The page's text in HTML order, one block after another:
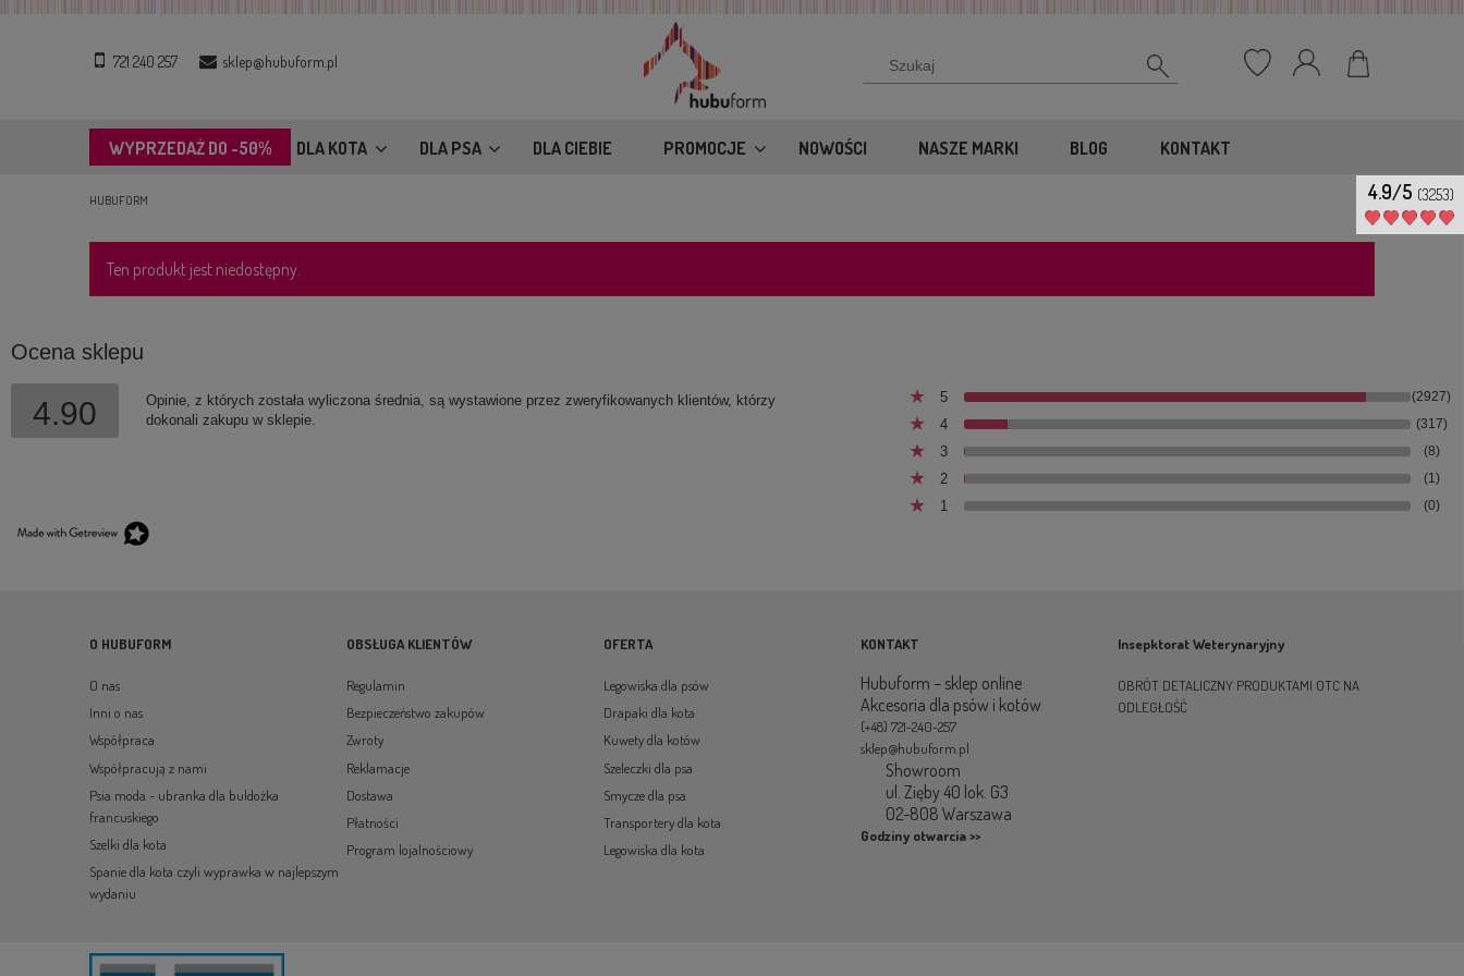
721 240 257 sklep@hubuform.pl
WYPRZEDAŻ DO -50% DLA KOTA DLA PSA DLA CIEBIE PROMOCJE NOWOŚCI NASZE MARKI BLOG KONTAKT
HUBUFORM
Ten produkt jest niedostępny.
Ocena sklepu
4.90
Opinie, z których została wyliczona średnia, są wystawione przez zweryfikowanych klientów, którzy
dokonali zakupu w sklepie.
5 (2927)
4 (317)
3 (8)
2 (1)
1 (0)
O HUBUFORM
O nas
Inni o nas
Współpraca
Współpracują z nami
Psia moda - ubranka dla buldożka
francuskiego
Szelki dla kota
Spanie dla kota czyli wyprawka w najlepszym
wydaniu
OBSŁUGA KLIENTÓW
Regulamin
Bezpieczeństwo zakupów
Zwroty
Reklamacje
Dostawa
Płatności
Program lojalnościowy
OFERTA
Legowiska dla psów
Drapaki dla kota
Kuwety dla kotów
Szeleczki dla psa
Smycze dla psa
Transportery dla kota
Legowiska dla kota
KONTAKT
Hubuform – sklep online
Akcesoria dla psów i kotów
(+48) 721-240-257
sklep@hubuform.pl
Showroom
ul. Zięby 40 lok. G3
02-808 Warszawa
Godziny otwarcia >>
Insepktorat Weterynaryjny
OBRÓT DETALICZNY PRODUKTAMI OTC NA
ODLEGŁOŚĆ
4.9/5 (3253)